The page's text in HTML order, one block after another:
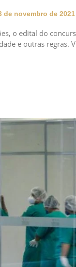
de novembro de 2021
o edital do
e outras regras.